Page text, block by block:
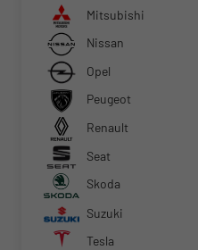
Mitsubishi
Nissan
Opel
Peugeot
Renault
Seat
Skoda
Suzuki
Tesla